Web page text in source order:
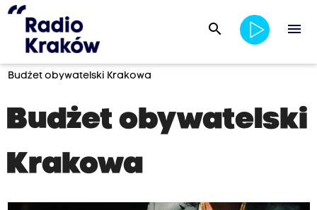
search menu
Budżet obywatelski Krakowa
Budżet obywatelski
Krakowa